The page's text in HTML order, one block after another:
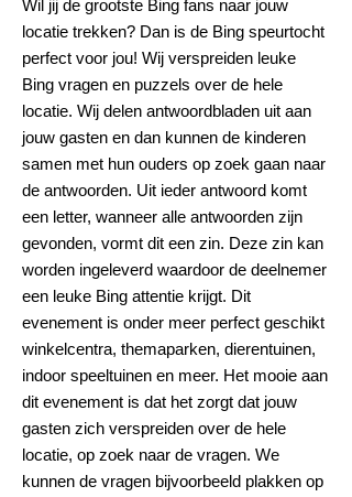
Wil jij de grootste Bing fans naar jouw
locatie trekken? Dan is de Bing speurtocht
perfect voor jou! Wij verspreiden leuke
Bing vragen en puzzels over de hele
locatie. Wij delen antwoordbladen uit aan
jouw gasten en dan kunnen de kinderen
samen met hun ouders op zoek gaan naar
de antwoorden. Uit ieder antwoord komt
een letter, wanneer alle antwoorden zijn
gevonden, vormt dit een zin. Deze zin kan
worden ingeleverd waardoor de deelnemer
een leuke Bing attentie krijgt. Dit
evenement is onder meer perfect geschikt
winkelcentra, themaparken, dierentuinen,
indoor speeltuinen en meer. Het mooie aan
dit evenement is dat het zorgt dat jouw
gasten zich verspreiden over de hele
locatie, op zoek naar de vragen. We
kunnen de vragen bijvoorbeeld plakken op